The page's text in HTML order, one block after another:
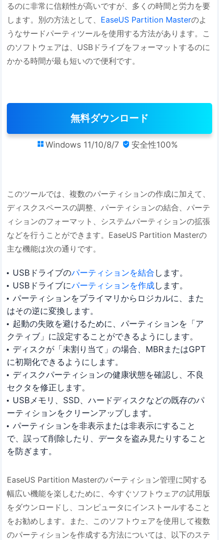
るのに非常に信頼性が高いですが、多くの時間と労力を要
します。別の方法として、 EaseUS Partition Masterのよ
うなサードパーティツールを使用する方法があります。こ
のソフトウェアは、USBドライブをフォーマットするのに
かかる時間が最も短いので便利です。
無料ダウンロード
 Windows 11/10/8/7  安全性100%
このツールでは、複数のパーティションの作成に加えて、
ディスクスペースの調整、パーティションの結合、パーテ
ィションのフォーマット、システムパーティションの拡張
などを行うことができます。EaseUS Partition Masterの
主な機能は次の通りです。
USBドライブのパーティションを結合 します。
USBドライブにパーティションを作成します。
パーティションをプライマリからロジカルに、また
はその逆に変換します。
起動の失敗を避けるために、パーティションを「ア
クティブ」に設定することができるようにします。
ディスクが「未割り当て」の場合、MBRまたはGPT
に初期化できるようにします。
ディスクパーティションの健康状態を確認し、不良
セクタを修正します。
USBメモリ、SSD、ハードディスクなどの既存のパ
ーティションをクリーンアップします。
パーティションを非表示または非表示にすること
で、誤って削除したり、データを盗み見たりすること
を防ぎます。
EaseUS Partition Masterのパーティション管理に関する
幅広い機能を楽しむために、今すぐソフトウェアの試用版
をダウンロードし、コンピュータにインストールすること
をお勧めします。また、このソフトウェアを使用して複数
のパーティションを作成する方法については、以下のステ